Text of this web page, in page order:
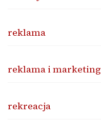
reklama
reklama i marketing
rekreacja